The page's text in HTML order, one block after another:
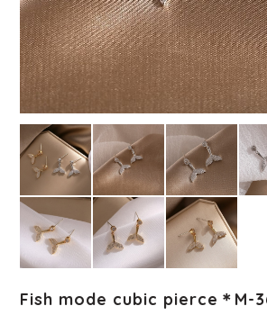
Fish mode cubic pierce＊M-